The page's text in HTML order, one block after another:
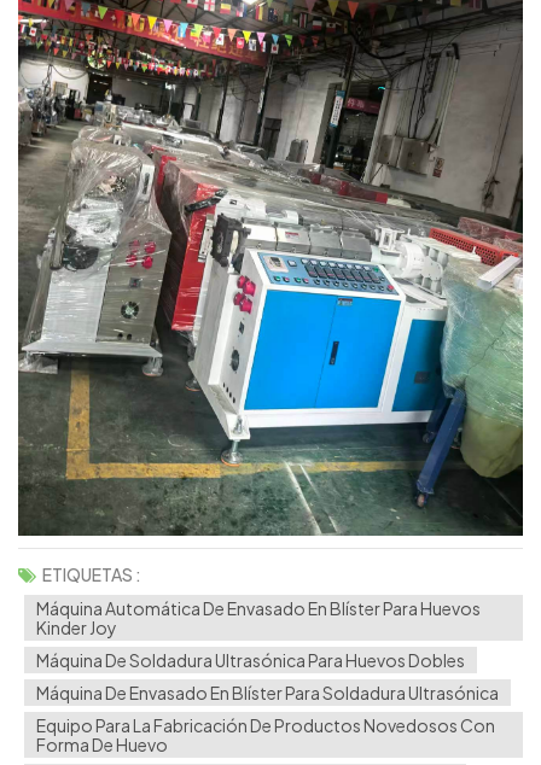
ETIQUETAS :
Máquina Automática De Envasado En Blíster Para Huevos
Kinder Joy
Máquina De Soldadura Ultrasónica Para Huevos Dobles
Máquina De Envasado En Blíster Para Soldadura Ultrasónica
Equipo Para La Fabricación De Productos Novedosos Con
Forma De Huevo